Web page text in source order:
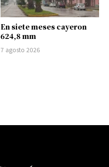
En siete meses cayeron
624,8 mm
7 agosto 2026